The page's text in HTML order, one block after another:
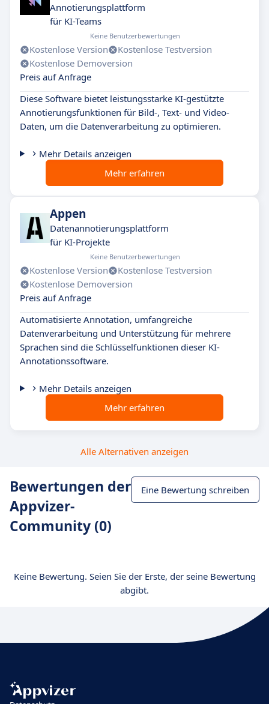
Annotierungsplattform
für KI-Teams
Keine Benutzerbewertungen
Kostenlose Version
Kostenlose Testversion
Kostenlose Demoversion
Preis auf Anfrage
Diese Software bietet leistungsstarke KI-gestützte
Annotierungsfunktionen für Bild-, Text- und Video-
Daten, um die Datenverarbeitung zu optimieren.
Mehr Details anzeigen
Mehr erfahren
Appen
Datenannotierungsplattform
für KI-Projekte
Keine Benutzerbewertungen
Kostenlose Version
Kostenlose Testversion
Kostenlose Demoversion
Preis auf Anfrage
Automatisierte Annotation, umfangreiche
Datenverarbeitung und Unterstützung für mehrere
Sprachen sind die Schlüsselfunktionen dieser KI-
Annotationssoftware.
Mehr Details anzeigen
Mehr erfahren
Alle Alternativen anzeigen
Bewertungen der
Appvizer-
Community (0)
Eine Bewertung schreiben
Keine Bewertung. Seien Sie der Erste, der seine Bewertung
abgibt.